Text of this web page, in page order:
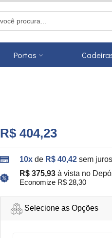
Portas
R$ 404,23
10x de R$ 40,42 sem
R$ 375,93à vista no
Economize R$ 28,30
Selecione as Opções